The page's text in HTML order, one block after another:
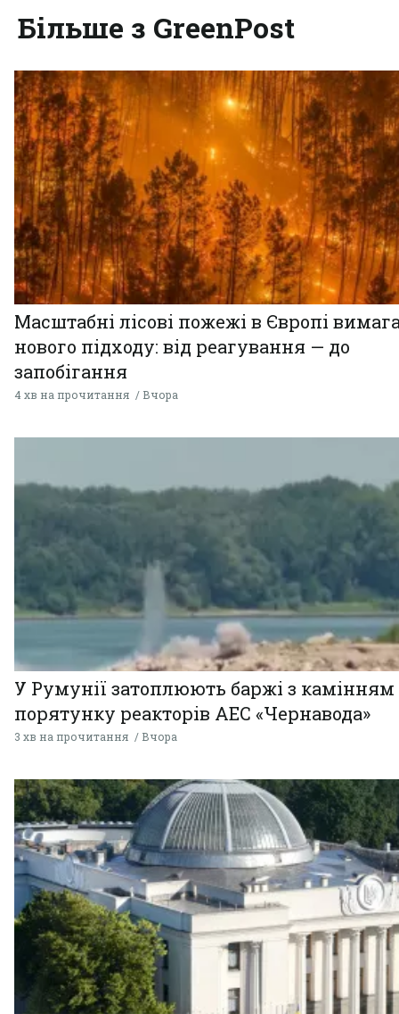
Більше з GreenPost
Масштабні лісові пожежі в Європі
нового підходу: від реагування — до
запобігання
4 хв на прочитання Вчора
У Румунії затоплюють баржі з
порятунку реакторів АЕС «Чернавода»
3 хв на прочитання Вчора